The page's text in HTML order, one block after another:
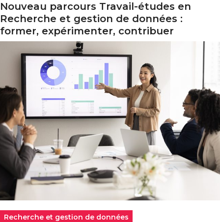
Recherche et gestion de données
Nouveau parcours Travail-études en
Recherche et gestion de données :
former, expérimenter, contribuer
parcours Travail-études en Recherche et